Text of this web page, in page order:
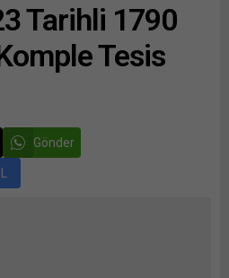
Tarihli 1790
Tesis
Gönder